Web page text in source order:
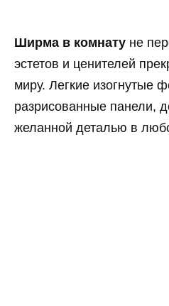
Ширма в комнату не
эстетов и ценителей
миру. Легкие изогнутые
разрисованные панели,
желанной деталью в